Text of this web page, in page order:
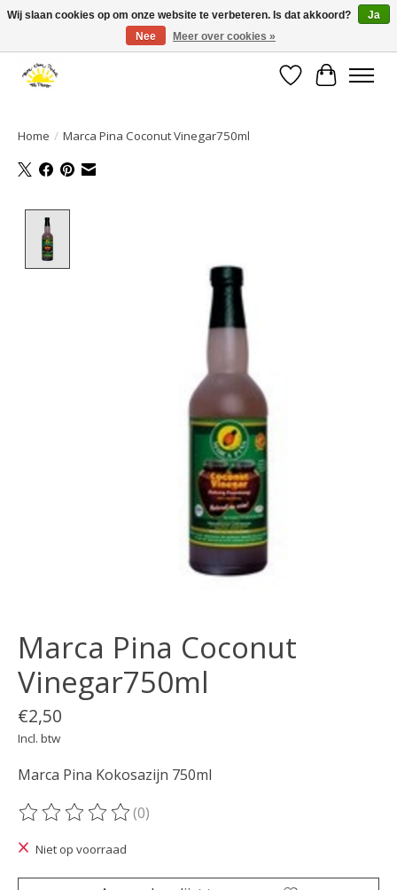
Large selection of products and fast shipping!
Verlanglijst
Home / Marca Pina Coconut Vinegar750ml
Marca Pina Coconut
Vinegar750ml
€2,50
Incl. btw
Marca Pina Kokosazijn 750ml
De beoordeling van dit product is
(0)
Niet op voorraad
Wij slaan cookies op om onze website te verbeteren. Is dat akkoord?
Ja
Nee
Meer over cookies »